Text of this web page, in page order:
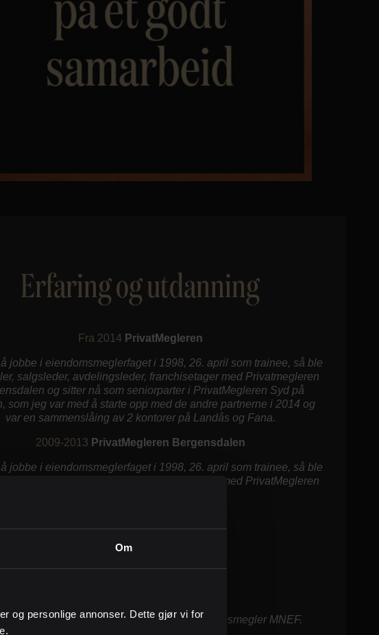
Om
og personlige annonser. Dette gjør vi for
Erfaring og utdanning
Fra 2014 PrivatMegleren
jobbe i eiendomsmeglerfaget i 1998, 26. april som trainee, så ble
salgsleder, avdelingsleder, franchisetager med Privatmegleren
og sitter nå som seniorparter i PrivatMegleren Syd på
som jeg var med å starte opp med de andre partnerne i 2014 og
var en sammenslåing av 2 kontorer på Landås og Fana.
2009-2013 PrivatMegleren Bergensdalen
jobbe i eiendomsmeglerfaget i 1998, 26. april som trainee, så ble
salgsleder, avdelingsleder, franchisetager med PrivatMegleren
fag for å få meglerutdannelsen. Eiendomsmegler MNEF.